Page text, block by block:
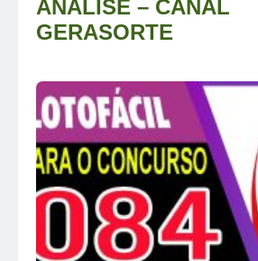
ANALISE – CANAL
GERASORTE